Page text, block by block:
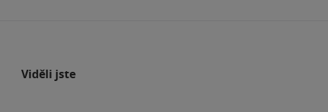
Viděli jste